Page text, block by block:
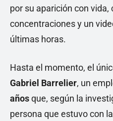
por su aparición con vida,
concentraciones y un
últimas horas.
Hasta el momento, el
Gabriel Barrelier, un
añosque, según la
persona que estuvo con